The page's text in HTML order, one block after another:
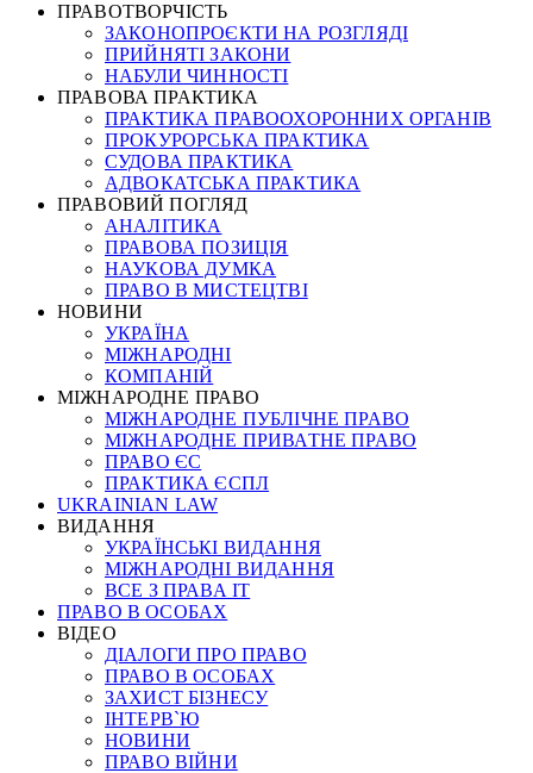
ПРАВОТВОРЧІСТЬ
ЗАКОНОПРОЄКТИ НА РОЗГЛЯДІ
ПРИЙНЯТІ ЗАКОНИ
НАБУЛИ ЧИННОСТІ
ПРАВОВА ПРАКТИКА
ПРАКТИКА ПРАВООХОРОННИХ ОРГАНІВ
ПРОКУРОРСЬКА ПРАКТИКА
СУДОВА ПРАКТИКА
АДВОКАТСЬКА ПРАКТИКА
ПРАВОВИЙ ПОГЛЯД
АНАЛІТИКА
ПРАВОВА ПОЗИЦІЯ
НАУКОВА ДУМКА
ПРАВО В МИСТЕЦТВІ
НОВИНИ
УКРАЇНА
МІЖНАРОДНІ
КОМПАНІЙ
МІЖНАРОДНЕ ПРАВО
МІЖНАРОДНЕ ПУБЛІЧНЕ ПРАВО
МІЖНАРОДНЕ ПРИВАТНЕ ПРАВО
ПРАВО ЄС
ПРАКТИКА ЄСПЛ
UKRAINIAN LAW
ВИДАННЯ
УКРАЇНСЬКІ ВИДАННЯ
МІЖНАРОДНІ ВИДАННЯ
ВСЕ З ПРАВА ІТ
ПРАВО В ОСОБАХ
ВІДЕО
ДІАЛОГИ ПРО ПРАВО
ПРАВО В ОСОБАХ
ЗАХИСТ БІЗНЕСУ
ІНТЕРВ`Ю
НОВИНИ
ПРАВО ВІЙНИ